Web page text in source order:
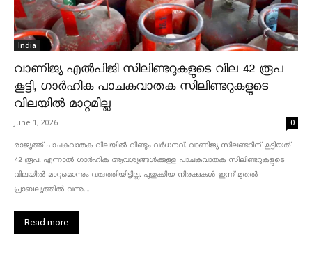
India
വാണിജ്യ എൽപിജി സിലിണ്ടറുകളുടെ വില 42 രൂപ
കൂട്ടി, ഗാർഹിക പാചകവാതക സിലിണ്ടറുകളുടെ
വിലയിൽ മാറ്റമില്ല
June 1, 2026 0
രാജ്യത്ത് പാചകവാതക വിലയിൽ വീണ്ടും വർധനവ്. വാണിജ്യ സിലണ്ടറിന് കൂട്ടിയത്
42 രൂപ. എന്നാൽ ഗാർഹിക ആവശ്യങ്ങൾക്കുള്ള പാചകവാതക സിലിണ്ടറുകളുടെ
വിലയിൽ മാറ്റമൊന്നും വരുത്തിയിട്ടില്ല. പുതുക്കിയ നിരക്കുകൾ ഇന്ന് മുതൽ
പ്രാബല്യത്തിൽ വന്നു....
Read more